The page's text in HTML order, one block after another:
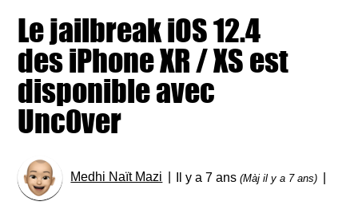
Le jailbreak iOS 12.4
des iPhone XR / XS est
disponible avec
Unc0ver
Medhi Naït Mazi Il y a 7 ans(Màj il y a 7 ans)